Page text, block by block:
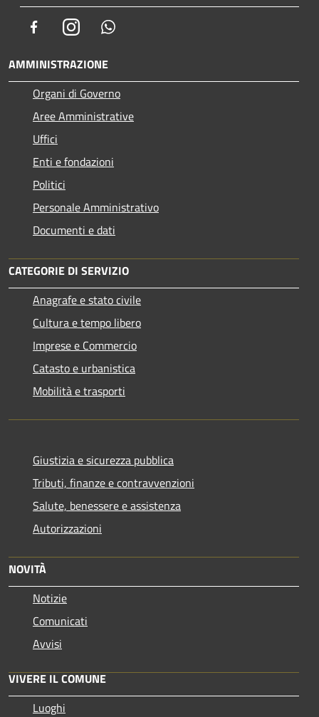
FacebookInstagram
AMMINISTRAZIONE
Organi di Governo
Aree Amministrative
Uffici
Enti e fondazioni
Politici
Personale Amministrativo
Documenti e dati
CATEGORIE DI SERVIZIO
Anagrafe e stato civile
Cultura e tempo libero
Imprese e Commercio
Catasto e urbanistica
Mobilità e trasporti
Giustizia e sicurezza pubblica
Tributi, finanze e contravvenzioni
Salute, benessere e assistenza
Autorizzazioni
NOVITÀ
Notizie
Comunicati
Avvisi
VIVERE IL COMUNE
Luoghi